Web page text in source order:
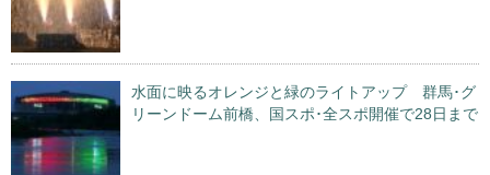
水面に映るオレンジと緑のライトアップ 群馬･グ
リーンドーム前橋、国スポ･全スポ開催で28日まで